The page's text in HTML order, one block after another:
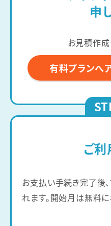
申
お見積作成
有料プランへ
ご
お支払い手続き完了後
れます。開始月は無料に